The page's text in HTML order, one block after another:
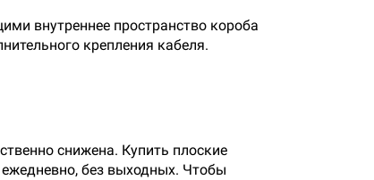
внутреннее пространство короба
крепления кабеля.
снижена. Купить плоские
без выходных. Чтобы